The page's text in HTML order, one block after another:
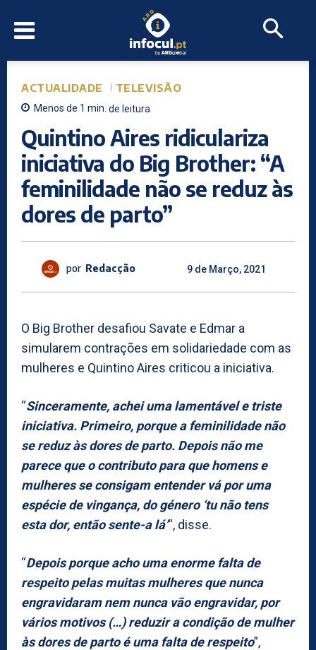
ACTUALIDADE TELEVISÃO
Menos de 1 min. de leitura
Quintino Aires ridiculariza
iniciativa do Big Brother: “A
feminilidade não se reduz às
dores de parto”
por Redacção 9 de Março, 2021
O Big Brother desafiou Savate e Edmar a
simularem contrações em solidariedade com as
mulheres e Quintino Aires criticou a iniciativa.
“Sinceramente, achei uma lamentável e triste
iniciativa. Primeiro, porque a feminilidade não
se reduz às dores de parto. Depois não me
parece que o contributo para que homens e
mulheres se consigam entender vá por uma
espécie de vingança, do género ‘tu não tens
esta dor, então sente-a lá’“, disse.
“Depois porque acho uma enorme falta de
respeito pelas muitas mulheres que nunca
engravidaram nem nunca vão engravidar, por
vários motivos (…) reduzir a condição de mulher
às dores de parto é uma falta de respeito”,